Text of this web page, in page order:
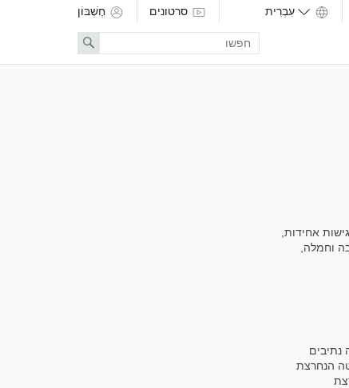
סרטונים חֶשְׁבּוֹן
Enter
search
term
Search
אחידות,
וחמלה,
נתיבים
הנחרצת